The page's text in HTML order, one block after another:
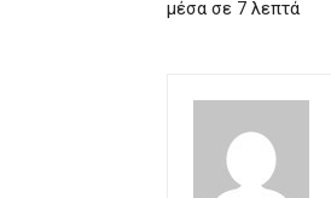
μέσα σε 7 λεπτά